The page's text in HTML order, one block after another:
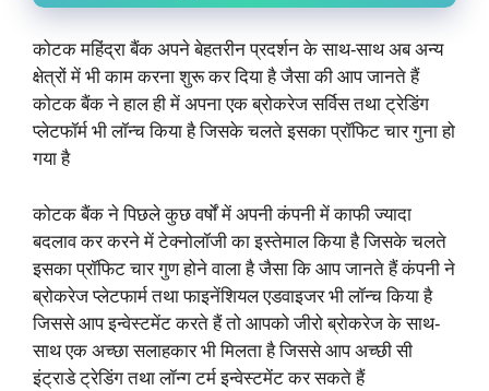
कोटक महिंद्रा बैंक अपने बेहतरीन प्रदर्शन के साथ-साथ अब अन्य
क्षेत्रों में भी काम करना शुरू कर दिया है जैसा की आप जानते हैं
कोटक बैंक ने हाल ही में अपना एक ब्रोकरेज सर्विस तथा ट्रेडिंग
प्लेटफॉर्म भी लॉन्च किया है जिसके चलते इसका प्रॉफिट चार गुना हो
गया है
कोटक बैंक ने पिछले कुछ वर्षों में अपनी कंपनी में काफी ज्यादा
बदलाव कर करने में टेक्नोलॉजी का इस्तेमाल किया है जिसके चलते
इसका प्रॉफिट चार गुण होने वाला है जैसा कि आप जानते हैं कंपनी ने
ब्रोकरेज प्लेटफार्म तथा फाइनेंशियल एडवाइजर भी लॉन्च किया है
जिससे आप इन्वेस्टमेंट करते हैं तो आपको जीरो ब्रोकरेज के साथ-
साथ एक अच्छा सलाहकार भी मिलता है जिससे आप अच्छी सी
इंट्राडे ट्रेडिंग तथा लॉन्ग टर्म इन्वेस्टमेंट कर सकते हैं